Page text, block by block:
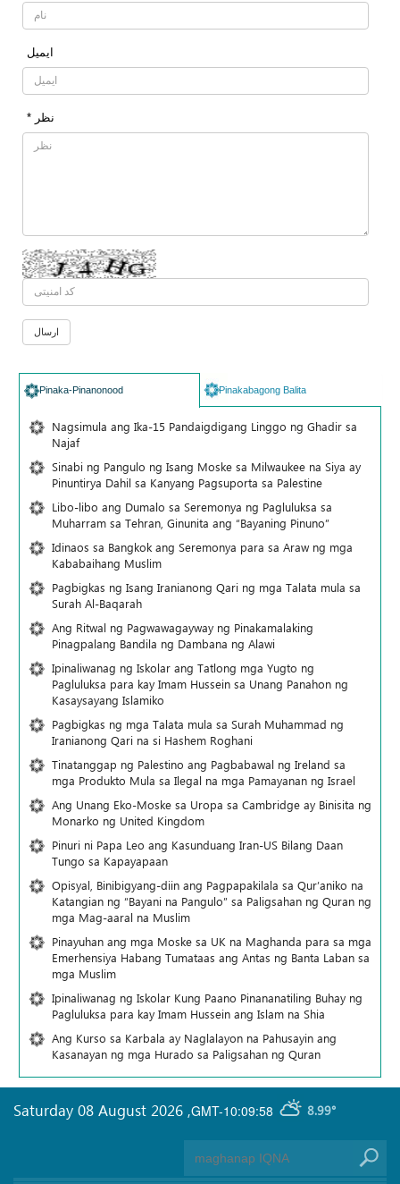
ایمیل
* نظر
Pinaka-Pinanonood Pinakabagong Balita
Nagsimula ang Ika-15 Pandaigdigang Linggo ng Ghadir sa
Najaf
Sinabi ng Pangulo ng Isang Moske sa Milwaukee na Siya ay
Pinuntirya Dahil sa Kanyang Pagsuporta sa Palestine
Libo-libo ang Dumalo sa Seremonya ng Pagluluksa sa
Muharram sa Tehran, Ginunita ang “Bayaning Pinuno”
Idinaos sa Bangkok ang Seremonya para sa Araw ng mga
Kababaihang Muslim
Pagbigkas ng Isang Iranianong Qari ng mga Talata mula sa
Surah Al-Baqarah
Ang Ritwal ng Pagwawagayway ng Pinakamalaking
Pinagpalang Bandila ng Dambana ng Alawi
Ipinaliwanag ng Iskolar ang Tatlong mga Yugto ng
Pagluluksa para kay Imam Hussein sa Unang Panahon ng
Kasaysayang Islamiko
Pagbigkas ng mga Talata mula sa Surah Muhammad ng
Iranianong Qari na si Hashem Roghani
Tinatanggap ng Palestino ang Pagbabawal ng Ireland sa
mga Produkto Mula sa Ilegal na mga Pamayanan ng Israel
Ang Unang Eko-Moske sa Uropa sa Cambridge ay Binisita ng
Monarko ng United Kingdom
Pinuri ni Papa Leo ang Kasunduang Iran-US Bilang Daan
Tungo sa Kapayapaan
Opisyal, Binibigyang-diin ang Pagpapakilala sa Qur’aniko na
Katangian ng “Bayani na Pangulo” sa Paligsahan ng Quran ng
mga Mag-aaral na Muslim
Pinayuhan ang mga Moske sa UK na Maghanda para sa mga
Emerhensiya Habang Tumataas ang Antas ng Banta Laban sa
mga Muslim
Ipinaliwanag ng Iskolar Kung Paano Pinananatiling Buhay ng
Pagluluksa para kay Imam Hussein ang Islam na Shia
Ang Kurso sa Karbala ay Naglalayon na Pahusayin ang
Kasanayan ng mga Hurado sa Paligsahan ng Quran
GMT-10:09:58 8.99°
Saturday 08 August 2026 ,